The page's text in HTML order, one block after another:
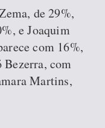
de 29%,
e Joaquim
com 16%,
com
Martins,